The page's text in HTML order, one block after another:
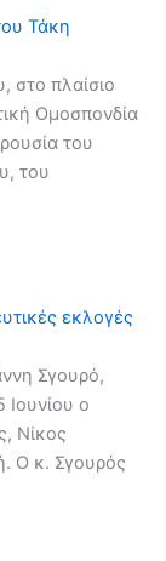
Τάκη
στο πλαίσιο
Ομοσπονδία
του
του
εκλογές
Σγουρό,
ο
Νίκος
Ο κ. Σγουρός